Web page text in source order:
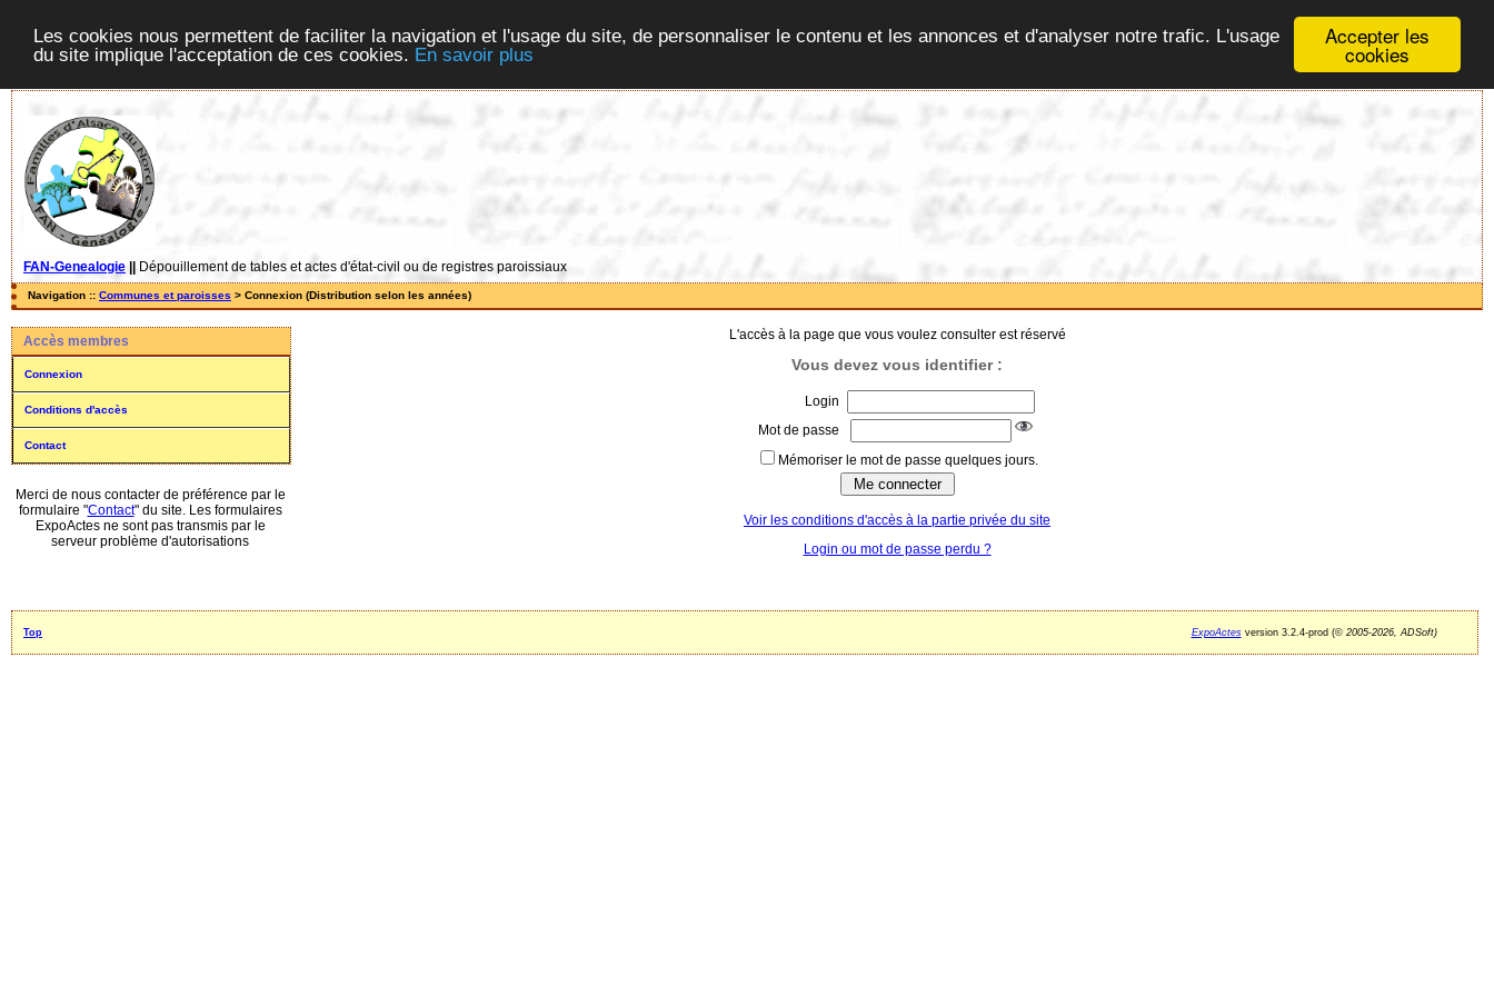
Accepter les
cookies
Les cookies nous permettent de faciliter la navigation et l'usage du site, de personnaliser le contenu et les annonces et d'analyser notre trafic. L'usage
du site implique l'acceptation de ces cookies. En savoir plus
FAN-Genealogie Dépouillement de tables et actes d'état-civil ou de registres paroissiaux
Navigation :: Communes et paroisses > Connexion (Distribution selon les années)
Accès membres
Connexion
Conditions d'accès
Contact
Merci de nous contacter de préférence par le
formulaire "Contact" du site. Les formulaires
ExpoActes ne sont pas transmis par le
serveur problème d'autorisations
L'accès à la page que vous voulez consulter est réservé
Vous devez vous identifier :
Login
Mot de passe
Mémoriser le mot de passe quelques jours.
Voir les conditions d'accès à la partie privée du site
Login ou mot de passe perdu ?
Top ExpoActesversion 3.2.4-prod (©2005-2026, ADSoft)